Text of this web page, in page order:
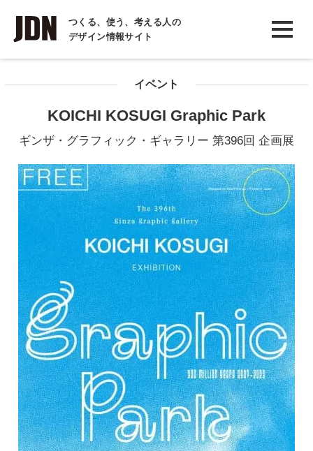
つくる、使う、考える人の
デザイン情報サイト
INTERVIEW
インタビュー
COLUMN
イベント
KOICHI KOSUGI Graphic Park
ギンザ・グラフィック・ギャラリー 第396回 企画展